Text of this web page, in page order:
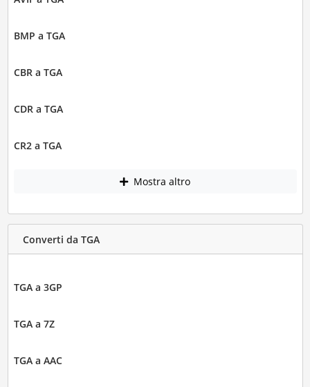
BMP a TGA
CBR a TGA
CDR a TGA
CR2 a TGA
Mostra altro
Converti da TGA
TGA a 3GP
TGA a 7Z
TGA a AAC